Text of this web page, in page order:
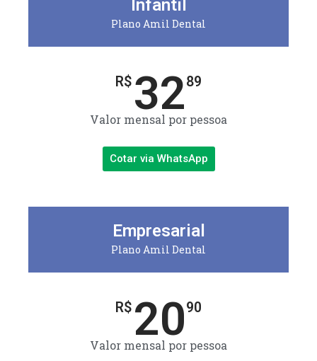
Infantil
Plano Amil Dental
R$ 3289
Valor mensal por pessoa
Cotar via WhatsApp
Empresarial
Plano Amil Dental
R$ 2090
Valor mensal por pessoa